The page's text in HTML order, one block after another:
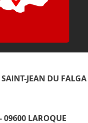
JEAN DU FALGA
LAROQUE